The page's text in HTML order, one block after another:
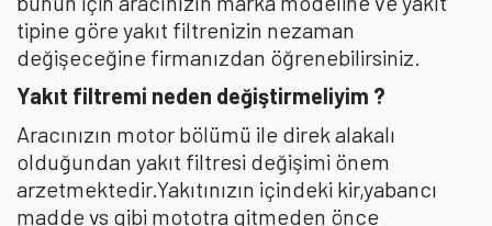
tipine göre yakıt filtrenizin nezaman
değişeceğine firmanızdan öğrenebilirsiniz.
Yakıt filtremi neden değiştirmeliyim ?
Aracınızın motor bölümü ile direk alakalı
olduğundan yakıt filtresi değişimi önem
arzetmektedir.Yakıtınızın içindeki kir,yabancı
madde vs gibi mototra gitmeden önce